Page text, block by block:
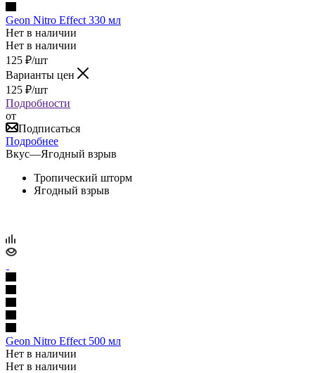
Geon Nitro Effect 330 мл
Нет в наличии
Нет в наличии
125 ₽/шт
Варианты цен
125 ₽/шт
Подробности
от
Подписаться
Подробнее
Вкус—Ягодный взрыв
Тропический шторм
Ягодный взрыв
Geon Nitro Effect 500 мл
Нет в наличии
Нет в наличии